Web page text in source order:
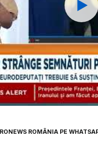
ROMÂNIA PE